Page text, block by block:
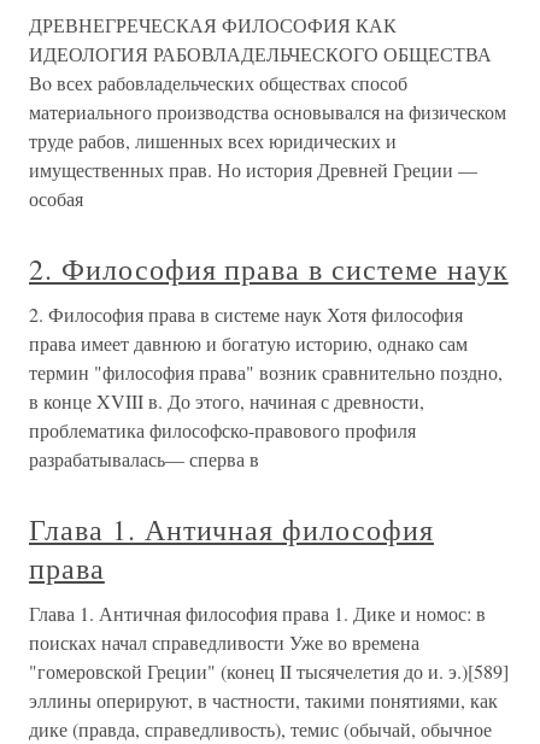
ДРЕВНЕГРЕЧЕСКАЯ ФИЛОСОФИЯ КАК
ИДЕОЛОГИЯ РАБОВЛАДЕЛЬЧЕСКОГО ОБЩЕСТВА
Вo всех рабовладельческих обществах способ
материального производства основывался на физическом
труде рабов, лишенных всех юридических и
имущественных прав. Но история Древней Греции —
особая
2. Философия права в системе наук
2. Философия права в системе наук Хотя философия
права имеет давнюю и богатую историю, однако сам
термин "философия права" возник сравнительно поздно,
в конце XVIII в. До этого, начиная с древности,
проблематика философско-правового профиля
разрабатывалась— сперва в
Глава 1. Античная философия
права
Глава 1. Античная философия права 1. Дике и номос: в
поисках начал справедливости Уже во времена
"гомеровской Греции" (конец II тысячелетия до и. э.)[589]
эллины оперируют, в частности, такими понятиями, как
дике (правда, справедливость), темис (обычай, обычное